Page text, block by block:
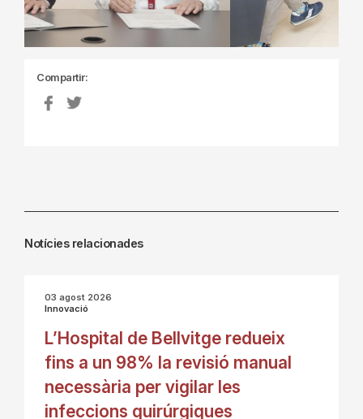
Compartir:
Notícies relacionades
03 agost 2026
Innovació
L’Hospital de Bellvitge redueix
fins a un 98% la revisió manual
necessària per vigilar les
infeccions quirúrgiques